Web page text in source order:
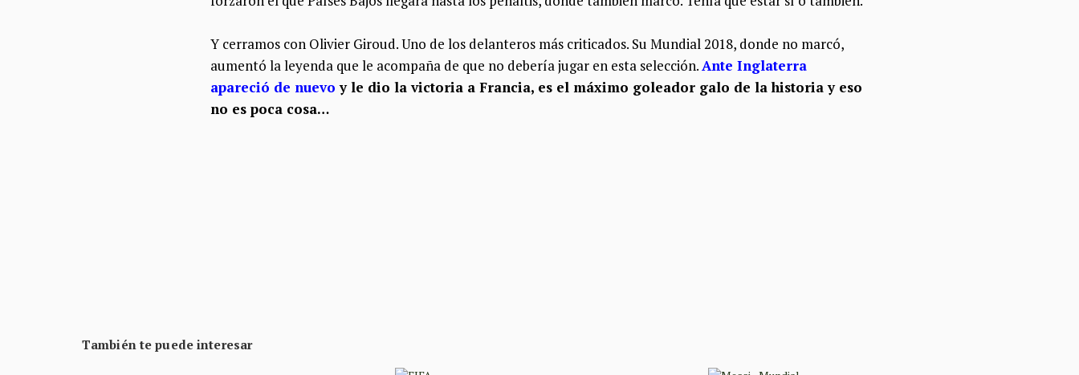
Y cerramos con Olivier Giroud. Uno de los delanteros más criticados. Su Mundial 2018, donde no marcó,
aumentó la leyenda que le acompaña de que no debería jugar en esta selección.Ante Inglaterra
apareció de nuevo y le dio la victoria a Francia, es el máximo goleador galo de la historia y eso
no es poca cosa…
También te puede interesar